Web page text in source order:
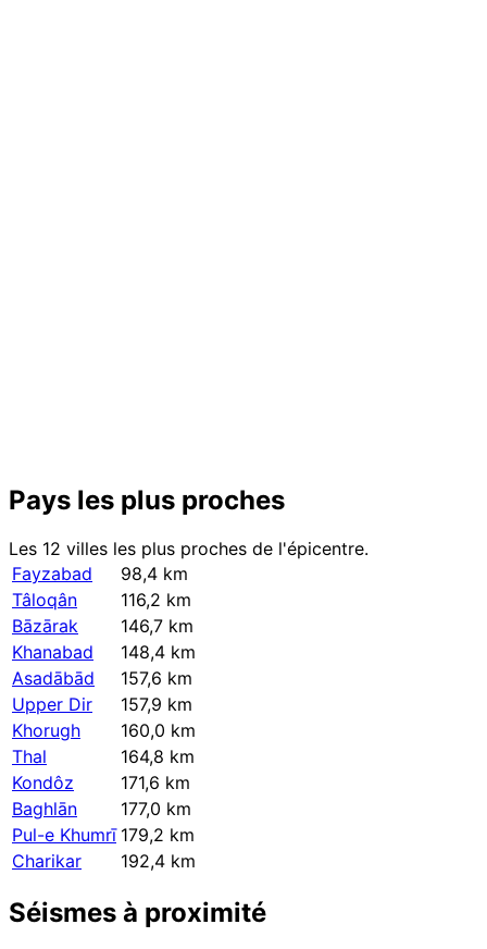
Pays les plus proches
Les 12 villes les plus proches de l'épicentre.
Fayzabad
98,4 km
Tâloqân
116,2 km
Bāzārak
146,7 km
Khanabad
148,4 km
Asadābād
157,6 km
Upper Dir
157,9 km
Khorugh
160,0 km
Thal
164,8 km
Kondôz
171,6 km
Baghlān
177,0 km
Pul-e Khumrī 179,2 km
Charikar
192,4 km
Séismes à proximité